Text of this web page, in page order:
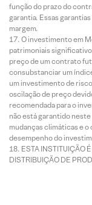
função do prazo do
garantia. Essas
margem.
O investimento em
patrimoniais
preço de um contrato
consubstanciar um
um investimento de
oscilação de preço
recomendada para o
não está garantido
mudanças climáticas e
desempenho do
ESTA INSTITUIÇÃO
DISTRIBUIÇÃO DE